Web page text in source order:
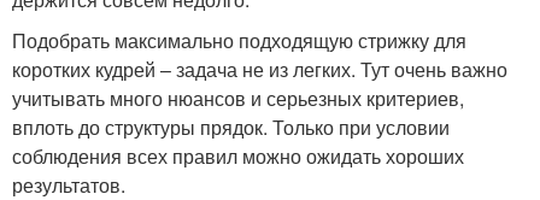
Подобрать максимально подходящую стрижку для
коротких кудрей – задача не из легких. Тут очень важно
учитывать много нюансов и серьезных критериев,
вплоть до структуры прядок. Только при условии
соблюдения всех правил можно ожидать хороших
результатов.